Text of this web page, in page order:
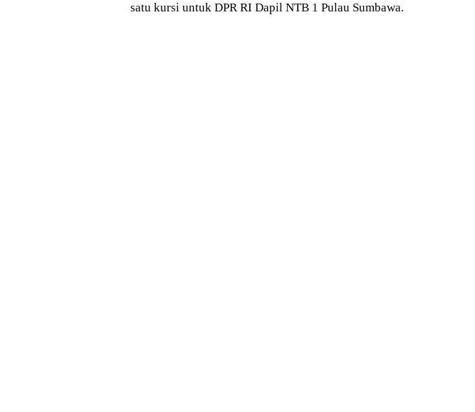
satu kursi untuk DPR RI Dapil NTB 1 Pulau Sumbawa.